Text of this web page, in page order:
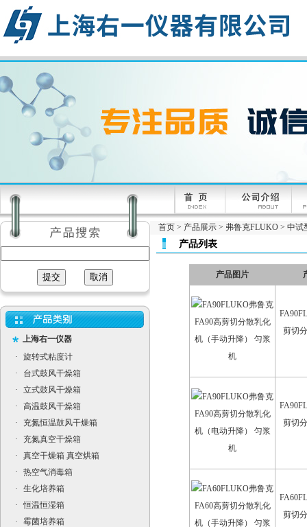
上海右一仪器
·
旋转式粘度计
·
台式鼓风干燥箱
·
立式鼓风干燥箱
·
高温鼓风干燥箱
·
充氮恒温鼓风干燥箱
·
充氮真空干燥箱
·
真空干燥箱 真空烘箱
·
热空气消毒箱
·
生化培养箱
·
恒温恒湿箱
·
霉菌培养箱
首页 > 产品展示 > 弗鲁克FLUKO > 中试
产品列表
产品图片
剪切
剪切
剪切